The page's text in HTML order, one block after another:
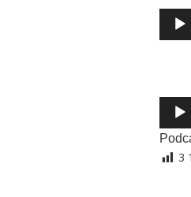
Lecteur
audio
Lecteur
audio
3